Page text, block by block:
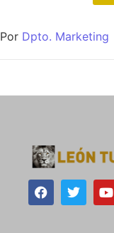
Por Dpto. Marketing